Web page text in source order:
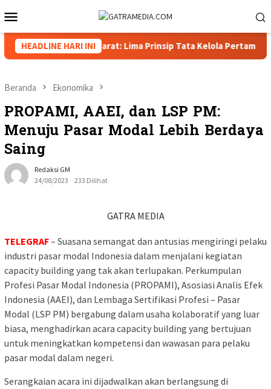
ke
kontenMobile
HEADLINE HARI INI
Papua Barat: Lima Prinsip Tata Kelola Pertambangan
Beranda Ekonomika
PROPAMI, AAEI, dan LSP PM:
Menuju Pasar Modal Lebih Berdaya
Saing
Redaksi GM
24/08/2023
233 Dilihat
GATRA MEDIA
TELEGRAF– Suasana semangat dan antusias mengiringi pelaku
industri pasar modal Indonesia dalam menjalani kegiatan
capacity building yang tak akan terlupakan. Perkumpulan
Profesi Pasar Modal Indonesia (PROPAMI), Asosiasi Analis Efek
Indonesia (AAEI), dan Lembaga Sertifikasi Profesi – Pasar
Modal (LSP PM) bergabung dalam usaha kolaboratif yang luar
biasa, menghadirkan acara capacity building yang bertujuan
untuk meningkatkan kompetensi dan wawasan para pelaku
pasar modal dalam negeri.
Serangkaian acara ini dijadwalkan akan berlangsung di